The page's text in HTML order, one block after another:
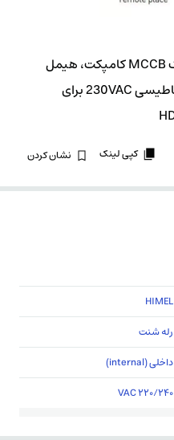
رله شنت MX جهت کلید اتوماتیک MCCB کامپکت، هیمل
63 آمپربدنه (راست) حرارتی-مغناطیسی 230VAC برای
کپی لینک نشان کردن
HIMEL
رله شنت
داخلی (internal)
220/240 VAC